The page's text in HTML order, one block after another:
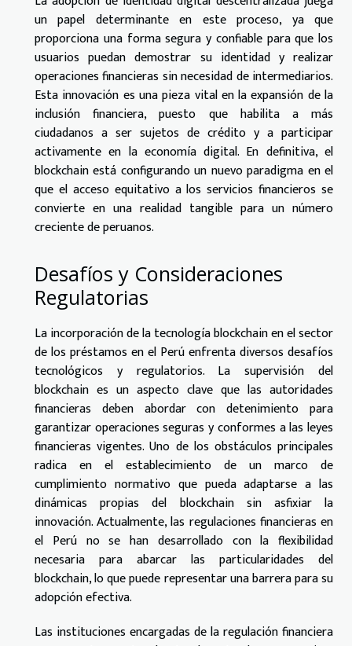
un papel determinante en este proceso, ya que
proporciona una forma segura y confiable para que los
usuarios puedan demostrar su identidad y realizar
operaciones financieras sin necesidad de intermediarios.
Esta innovación es una pieza vital en la expansión de la
inclusión financiera, puesto que habilita a más
ciudadanos a ser sujetos de crédito y a participar
activamente en la economía digital. En definitiva, el
blockchain está configurando un nuevo paradigma en el
que el acceso equitativo a los servicios financieros se
convierte en una realidad tangible para un número
creciente de peruanos.
Desafíos y Consideraciones
Regulatorias
La incorporación de la tecnología blockchain en el sector
de los préstamos en el Perú enfrenta diversos desafíos
tecnológicos y regulatorios. La supervisión del
blockchain es un aspecto clave que las autoridades
financieras deben abordar con detenimiento para
garantizar operaciones seguras y conformes a las leyes
financieras vigentes. Uno de los obstáculos principales
radica en el establecimiento de un marco de
cumplimiento normativo que pueda adaptarse a las
dinámicas propias del blockchain sin asfixiar la
innovación. Actualmente, las regulaciones financieras en
el Perú no se han desarrollado con la flexibilidad
necesaria para abarcar las particularidades del
blockchain, lo que puede representar una barrera para su
adopción efectiva.
Las instituciones encargadas de la regulación financiera